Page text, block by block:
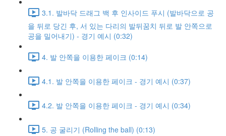
3.1. 발바닥 드래그 백 후 인사이드 푸시 (발바닥으로 공
을 뒤로 당긴 후, 서 있는 다리의 발뒤꿈치 뒤로 발 안쪽으로
공을 밀어내기) - 경기 예시 (0:32)
4. 발 안쪽을 이용한 페이크 (0:14)
4.1. 발 안쪽을 이용한 페이크 - 경기 예시 (0:37)
4.2. 발 안쪽을 이용한 페이크 - 경기 예시 (0:34)
5. 공 굴리기 (Rolling the ball) (0:13)